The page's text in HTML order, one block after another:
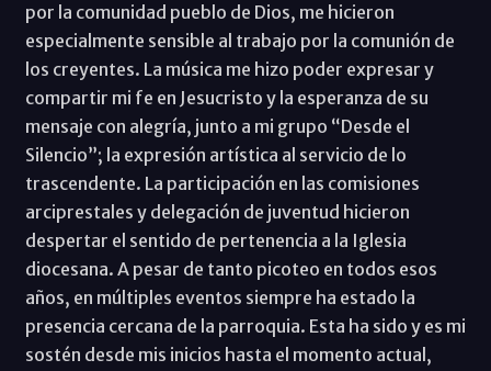
por la comunidad pueblo de Dios, me hicieron
especialmente sensible al trabajo por la comunión de
los creyentes. La música me hizo poder expresar y
compartir mi fe en Jesucristo y la esperanza de su
mensaje con alegría, junto a mi grupo “Desde el
Silencio”; la expresión artística al servicio de lo
trascendente. La participación en las comisiones
arciprestales y delegación de juventud hicieron
despertar el sentido de pertenencia a la Iglesia
diocesana. A pesar de tanto picoteo en todos esos
años, en múltiples eventos siempre ha estado la
presencia cercana de la parroquia. Esta ha sido y es mi
sostén desde mis inicios hasta el momento actual,